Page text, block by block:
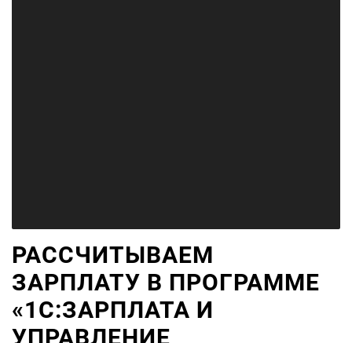
РАССЧИТЫВАЕМ
ЗАРПЛАТУ В ПРОГРАММЕ
«1С:ЗАРПЛАТА И
УПРАВЛЕНИЕ